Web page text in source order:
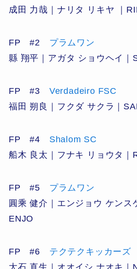
成田 力哉｜ナリタ リキヤ ｜
FP #2 プラムワン
縣 翔平｜アガタ ショウヘイ｜
FP #3 Verdadeiro FSC
福田 朔良｜フクダ サクラ｜
FP #4 Shalom SC
船木 良太｜フナキ リョウタ｜
FP #5 プラムワン
圓乘 健介｜エンジョウ ケンス
ENJO
FP #6 テクテクキッカーズ
大石 直生｜オオイシ ナオキ｜